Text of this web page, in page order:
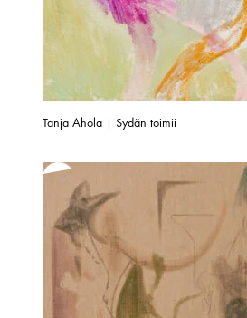
Tanja Ahola | Sydän toimii